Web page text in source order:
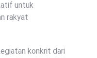
untuk
rakyat
konkrit dari